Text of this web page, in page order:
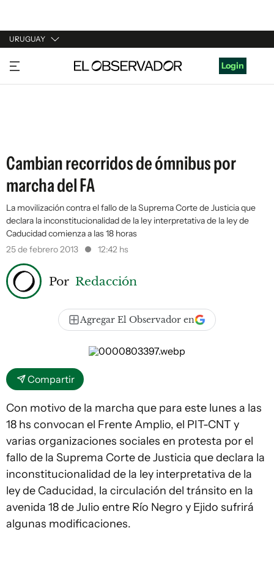
URUGUAY
URUGUAY
ARGENTINA
Login
Cambian recorridos de ómnibus por
marcha del FA
La movilización contra el fallo de la Suprema Corte de Justicia que
declara la inconstitucionalidad de la ley interpretativa de la ley de
Caducidad comienza a las 18 horas
25 de febrero 2013
12:42 hs
Por Redacción
Agregar El Observador en
Compartir
Con motivo de la marcha que para este lunes a las
18 hs convocan el Frente Amplio, el PIT-CNT y
varias organizaciones sociales en protesta por el
fallo de la Suprema Corte de Justicia que declara la
inconstitucionalidad de la ley interpretativa de la
ley de Caducidad, la circulación del tránsito en la
avenida 18 de Julio entre Río Negro y Ejido sufrirá
algunas modificaciones.